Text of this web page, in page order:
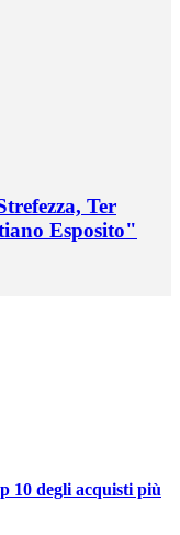
Ter
Esposito"
10 degli acquisti più